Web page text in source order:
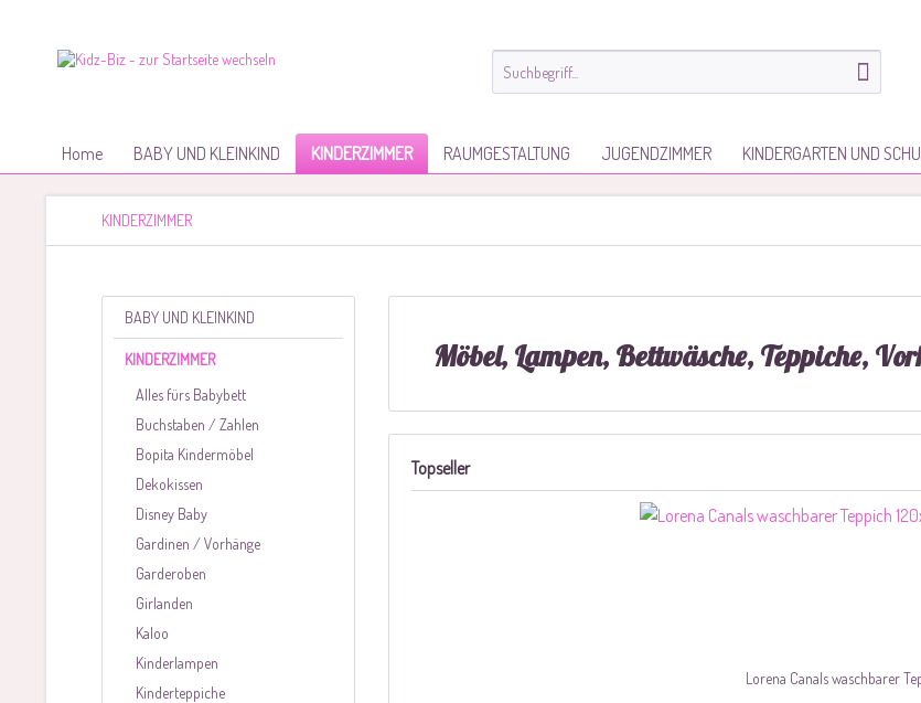
Home BABY UND KLEINKIND KINDERZIMMER RAUMGESTALTUNG JUGENDZIMMER KINDERGARTEN UND
KINDERZIMMER
BABY UND KLEINKIND
KINDERZIMMER
Alles fürs Babybett
Buchstaben / Zahlen
Bopita Kindermöbel
Dekokissen
Disney Baby
Gardinen / Vorhänge
Garderoben
Girlanden
Kaloo
Kinderlampen
Kinderteppiche
Möbel, Lampen, Bettwäsche, Teppiche,
Topseller
Lorena Canals waschbarer